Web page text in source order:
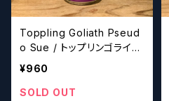
Toppling Goliath Pseud
o Sue / トップリンゴライア
ス スードー スー 【クラフ
¥960
SOLD OUT